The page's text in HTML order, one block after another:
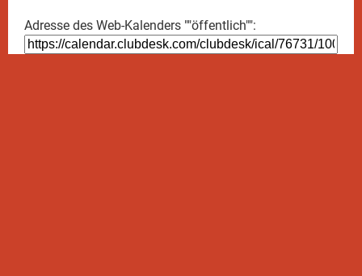
Adresse des Web-Kalenders ""öffentlich"":